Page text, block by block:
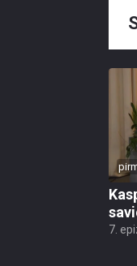
7.